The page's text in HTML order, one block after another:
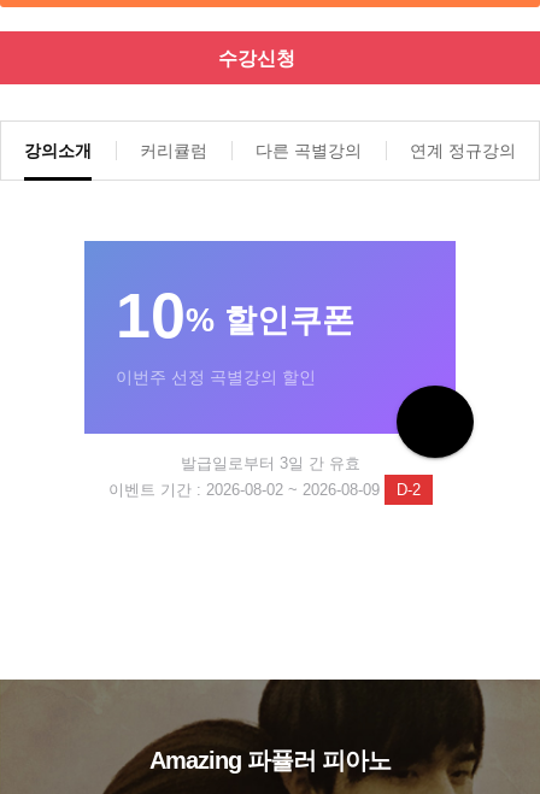
수강신청
강의소개 커리큘럼 다른 곡별강의 연계 정규강의
10% 할인쿠폰
이번주 선정 곡별강의 할인
발급일로부터 3일 간 유효
이벤트 기간 : 2026-08-02 ~ 2026-08-09
D-2
Amazing 파퓰러 피아노